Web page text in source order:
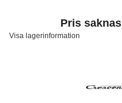
Pris saknas
Visa lagerinformation